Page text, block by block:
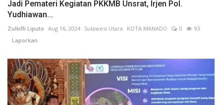
Jadi Pemateri Kegiatan PKKMB Unsrat, Irjen Pol.
Yudhiawan...
Zulkifli Liputo Aug 16, 2024 Sulawesi Utara KOTA MANADO 0
93
Laporkan